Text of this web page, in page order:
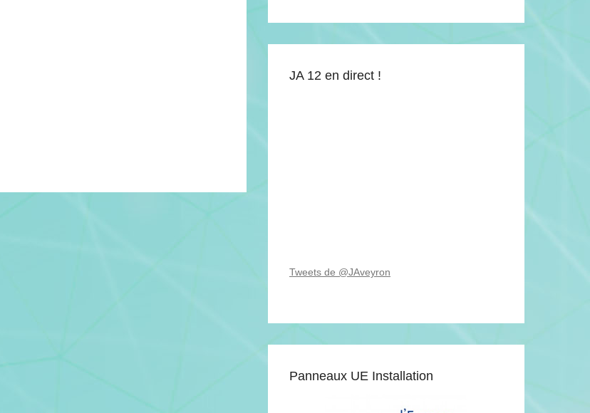
JA 12 en direct !
Tweets de @JAveyron
Panneaux UE Installation